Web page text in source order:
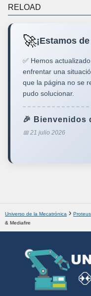
RELOAD
🚀¡Estamos
✅ Hemos
enfrentar una
que la página no se
pudo solucionar.
🎉 Bienvenidos
📅 21 julio 2026
Universo de la Mecatrónica Proteus
& Mediafire